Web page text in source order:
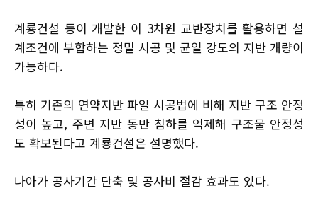
계룡건설 등이 개발한 이 3차원 교반장치를 활용하면 설
계조건에 부합하는 정밀 시공 및 균일 강도의 지반 개량이
가능하다.
특히 기존의 연약지반 파일 시공법에 비해 지반 구조 안정
성이 높고, 주변 지반 동반 침하를 억제해 구조물 안정성
도 확보된다고 계룡건설은 설명했다.
나아가 공사기간 단축 및 공사비 절감 효과도 있다.